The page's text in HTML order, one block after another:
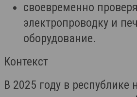
своевременно
электропроводку и
оборудование.
Контекст
В 2025 году в республике